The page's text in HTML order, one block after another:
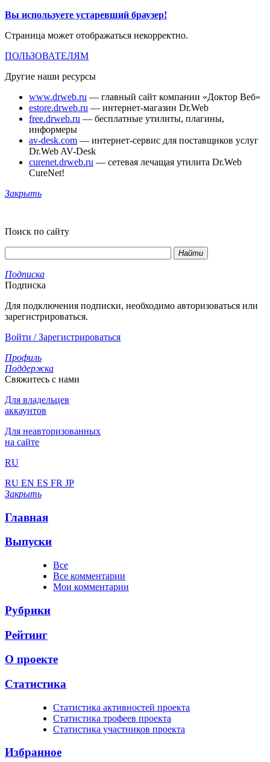
Вы используете устаревший браузер!
Страница может отображаться некорректно.
ПОЛЬЗОВАТЕЛЯМ
Другие наши ресурсы
www.drweb.ru — главный сайт компании «Доктор Веб»
estore.drweb.ru — интернет-магазин Dr.Web
free.drweb.ru — бесплатные утилиты, плагины,
информеры
av-desk.com — интернет-сервис для поставщиков услуг
Dr.Web AV-Desk
curenet.drweb.ru — сетевая лечащая утилита Dr.Web
CureNet!
Закрыть
Поиск по сайту
Найти
Подписка
Подписка
Для подключения подписки, необходимо авторизоваться или
зарегистрироваться.
Войти / Зарегистрироваться
Профиль
Поддержка
Свяжитесь с нами
Для владельцев
аккаунтов
Для неавторизованных
на сайте
RU
RU EN ES FR JP
Закрыть
Главная
Выпуски
Все
Все комментарии
Мои комментарии
Рубрики
Рейтинг
О проекте
Статистика
Cтатистика активностей проекта
Cтатистика трофеев проекта
Cтатистика участников проекта
Избранное